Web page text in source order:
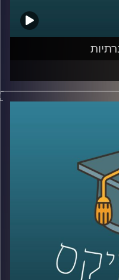
מתקדמות ברפואה לצד
בזמן אמת.
הפכו מפלטפורמה
בחיי רוב האנשים,
אבל גם המון דברים
לנו רע, מתגברים
ועל אף שרובנו מבינים
או אפילו להמעיט
היום פרופ׳ צחי חייט,
עופר לתקשורת.